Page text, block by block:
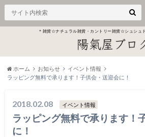
＊雑貨☆ナチュラル雑貨・カントリー雑貨☆シュシュ
ホーム お知らせ
イベント情報
ラッピング無料で承ります！子供会・送迎会に！
2018.02.08 イベント情報
ラッピング無料で承ります！
に！